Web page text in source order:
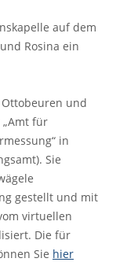
auf dem
Rosina ein
und
für
in
Sie
gestellt und mit
virtuellen
Die für
Sie hier